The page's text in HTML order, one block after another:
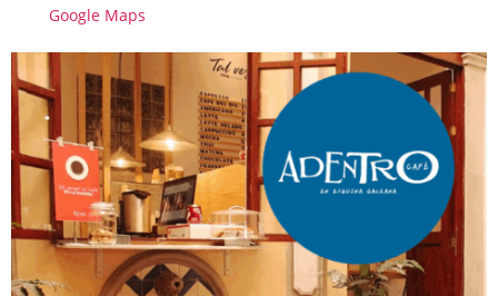
Google Maps